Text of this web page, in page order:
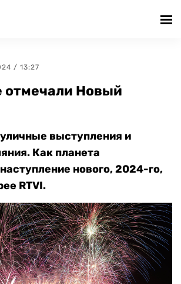
/ 13:27
отмечали Новый
выступления и
Как планета
нового, 2024-го,
RTVI.